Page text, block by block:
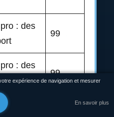
expérience de navigation et mesurer
En savoir plus
: des
99
: des
99
: des